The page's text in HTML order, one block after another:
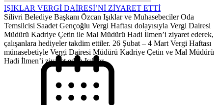
IŞIKLAR VERGİ DAİRESİ’Nİ ZİYARET ETTİ
Silivri Belediye Başkanı Özcan Işıklar ve Muhasebeciler Oda
Temsilcisi Saadet Gençoğlu Vergi Haftası dolayısıyla Vergi Dairesi
Müdürü Kadriye Çetin ile Mal Müdürü Hadi İlmen’i ziyaret ederek,
çalışanlara hediyeler takdim ettiler. 26 Şubat – 4 Mart Vergi Haftası
münasebetiyle Vergi Dairesi Müdürü Kadriye Çetin ve Mal Müdürü
Hadi İlmen’i ziyaret eden Işıklar...